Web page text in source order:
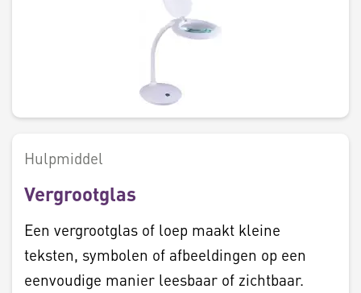
Hulpmiddel
Vergrootglas
Een vergrootglas of loep maakt kleine
teksten, symbolen of afbeeldingen op een
eenvoudige manier leesbaar of zichtbaar.